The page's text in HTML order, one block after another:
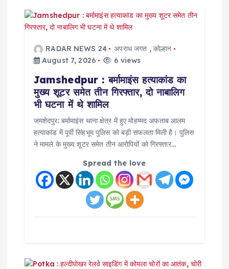
g
RADAR NEWS 24 अपराध जगत , कोल्हान
August 7, 2026
6 views
Jamshedpur : बर्मामाइंस हत्याकांड का
मुख्य शूटर समेत तीन गिरफ्तार, दो नाबालिग
भी घटना में थे शामिल
जमशेदपुर: बर्मामाइंस थाना क्षेत्र में हुए मोहम्मद अफताब आलम
हत्याकांड में पूर्वी सिंहभूम पुलिस को बड़ी सफलता मिली है। पुलिस
ने मामले के मुख्य शूटर समेत तीन आरोपियों को गिरफ्तार…
Spread the love